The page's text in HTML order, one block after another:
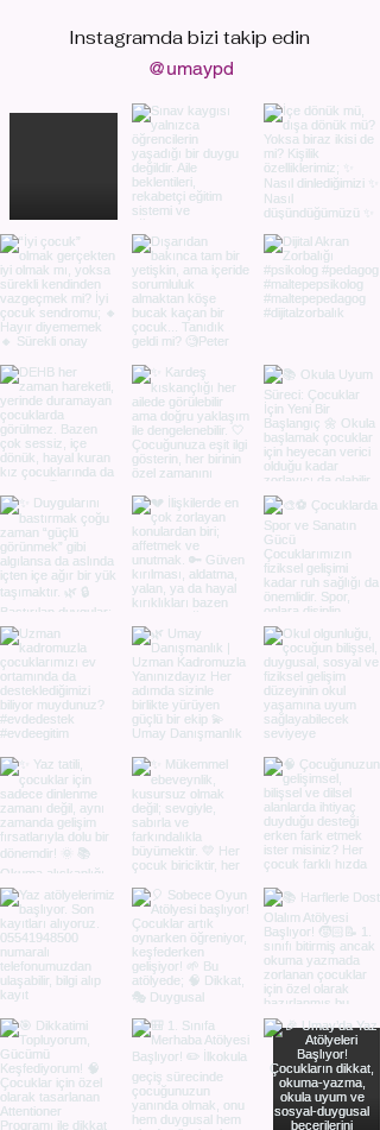
Instagramda bizitakip edin
@umaypd